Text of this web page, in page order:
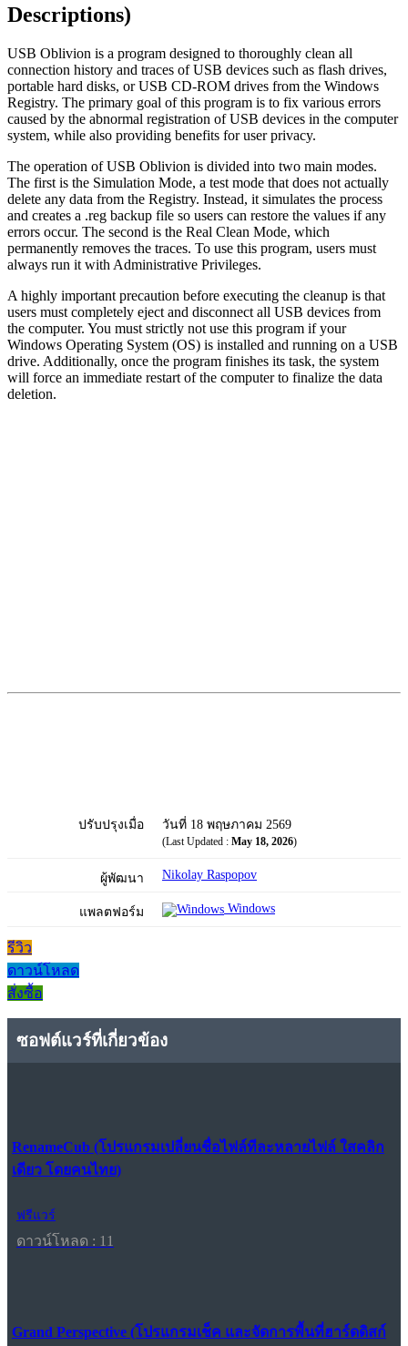
Descriptions)
USB Oblivion is a program designed to thoroughly clean all
connection history and traces of USB devices such as flash drives,
portable hard disks, or USB CD-ROM drives from the Windows
Registry. The primary goal of this program is to fix various errors
caused by the abnormal registration of USB devices in the computer
system, while also providing benefits for user privacy.
The operation of USB Oblivion is divided into two main modes.
The first is the Simulation Mode, a test mode that does not actually
delete any data from the Registry. Instead, it simulates the process
and creates a .reg backup file so users can restore the values if any
errors occur. The second is the Real Clean Mode, which
permanently removes the traces. To use this program, users must
always run it with Administrative Privileges.
A highly important precaution before executing the cleanup is that
users must completely eject and disconnect all USB devices from
the computer. You must strictly not use this program if your
Windows Operating System (OS) is installed and running on a USB
drive. Additionally, once the program finishes its task, the system
will force an immediate restart of the computer to finalize the data
deletion.
ปรับปรุงเมื่อ วันที่ 18 พฤษภาคม 2569
(Last Updated : May 18, 2026)
ผู้พัฒนา Nikolay Raspopov
แพลตฟอร์ม Windows
รีวิว
ดาวน์โหลด
สั่งซื้อ
ซอฟต์แวร์ที่เกี่ยวข้อง
RenameCub (โปรแกรมเปลี่ยนชื่อไฟล์ทีละหลายไฟล์ ใสคลิก
เดียว โดยคนไทย)
ฟรีแวร์
ดาวน์โหลด : 11
Grand Perspective (โปรแกรมเช็ค และจัดการพื้นที่ฮาร์ดดิสก์